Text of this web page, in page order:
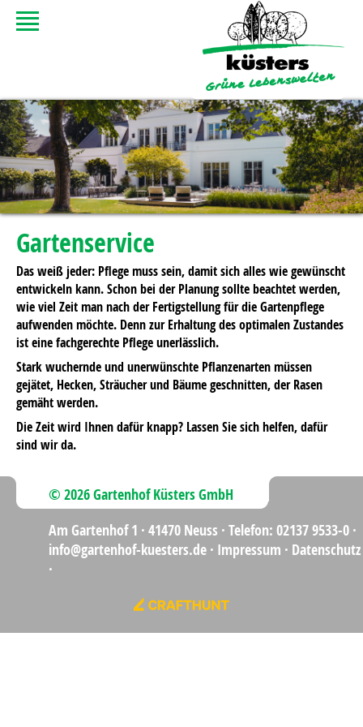
Gartenservice
Das weiß jeder: Pflege muss sein, damit sich alles wie gewünscht
entwickeln kann. Schon bei der Planung sollte beachtet werden,
wie viel Zeit man nach der Fertigstellung für die Gartenpflege
aufwenden möchte. Denn zur Erhaltung des optimalen Zustandes
ist eine fachgerechte Pflege unerlässlich.
Stark wuchernde und unerwünschte Pflanzenarten müssen
gejätet, Hecken, Sträucher und Bäume geschnitten, der Rasen
gemäht werden.
Die Zeit wird Ihnen dafür knapp? Lassen Sie sich helfen, dafür
sind wir da.
© 2026 Gartenhof Küsters GmbH
Am Gartenhof 1 · 41470 Neuss · Telefon: 02137 9533-0 ·
info@gartenhof-kuesters.de · Impressum · Datenschutz
·